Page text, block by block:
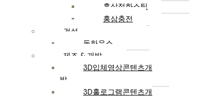
홍삼정화스틱
홍삼충전
건설
돔하우스
제조 & 개발
3D입체영상콘텐츠개
발
3D홀로그램콘텐츠개